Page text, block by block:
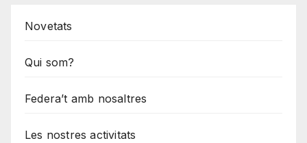
Novetats
Qui som?
Federa’t amb nosaltres
Les nostres activitats